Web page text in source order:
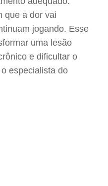
que a dor vai
jogando. Esse
uma lesão
e dificultar o
especialista do